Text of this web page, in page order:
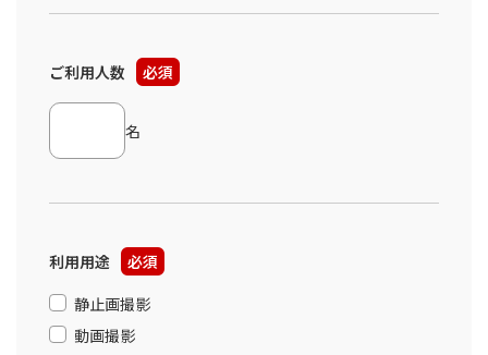
ご利用人数 必須
名
利用用途
必須
静止画撮影
動画撮影